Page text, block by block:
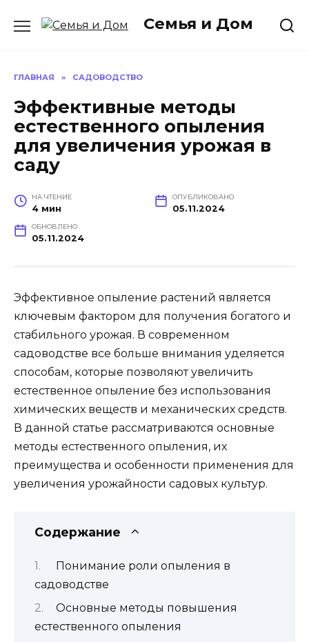
Семья и Дом
ГЛАВНАЯ » САДОВОДСТВО
Эффективные методы
естественного опыления
для увеличения урожая в
саду
НА ЧТЕНИЕ
4 мин
ОПУБЛИКОВАНО
05.11.2024
ОБНОВЛЕНО
05.11.2024
Эффективное опыление растений является
ключевым фактором для получения богатого и
стабильного урожая. В современном
садоводстве все больше внимания уделяется
способам, которые позволяют увеличить
естественное опыление без использования
химических веществ и механических средств.
В данной статье рассматриваются основные
методы естественного опыления, их
преимущества и особенности применения для
увеличения урожайности садовых культур.
Содержание
Понимание роли опыления в
садоводстве
Основные методы повышения
естественного опыления